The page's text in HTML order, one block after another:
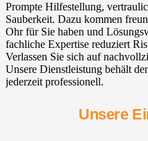
Prompte Hilfestellung,
Sauberkeit. Dazu kommen
Ohr für Sie haben und
fachliche Expertise reduziert
Verlassen Sie sich auf
Unsere Dienstleistung behält
jederzeit professionell.
Unsere